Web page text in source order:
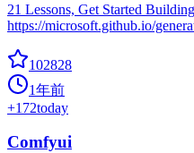
21 Lessons, Get Started
https://microsoft.github.io/
102828
1年前
+172today
Comfyui